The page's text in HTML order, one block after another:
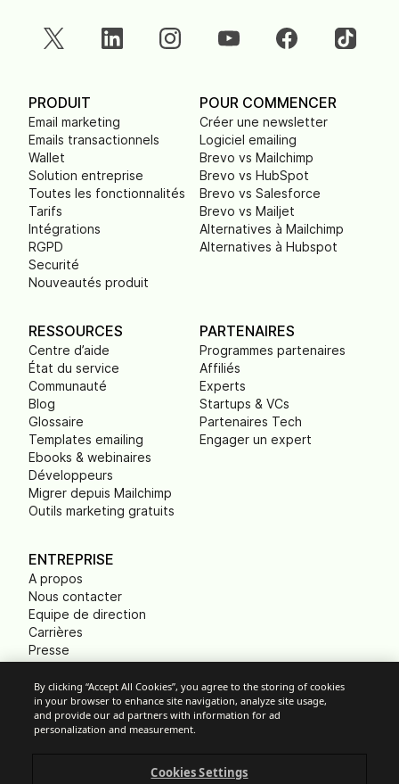
PRODUIT
Email marketing
Emails transactionnels
Wallet
Solution entreprise
Toutes les fonctionnalités
Tarifs
Intégrations
RGPD
Securité
Nouveautés produit
POUR COMMENCER
Créer une newsletter
Logiciel emailing
Brevo vs Mailchimp
Brevo vs HubSpot
Brevo vs Salesforce
Brevo vs Mailjet
Alternatives à Mailchimp
Alternatives à Hubspot
RESSOURCES
Centre d’aide
État du service
Communauté
Blog
Glossaire
Templates emailing
Ebooks & webinaires
Développeurs
Migrer depuis Mailchimp
Outils marketing gratuits
PARTENAIRES
Programmes partenaires
Affiliés
Experts
Startups & VCs
Partenaires Tech
Engager un expert
ENTREPRISE
A propos
Nous contacter
Equipe de direction
Carrières
Presse
Empreinte carbone
ONG
Paramètres des cookies
By clicking “Accept All Cookies”, you agree to the storing of cookies
in your browser to enhance site navigation, analyze site usage,
and provide our ad partners with information for ad
personalization and measurement.
Cookies Settings